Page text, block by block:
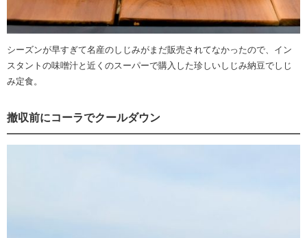
シーズンが早すぎて名産のしじみがまだ販売されてなかったので、イン
スタントの味噌汁と近くのスーパーで購入した珍しいしじみ納豆でしじ
み定食。
撤収前にコーラでクールダウン